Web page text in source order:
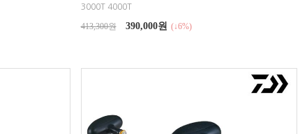
3000T 4000T
413,300원 390,000원 (↓6%)